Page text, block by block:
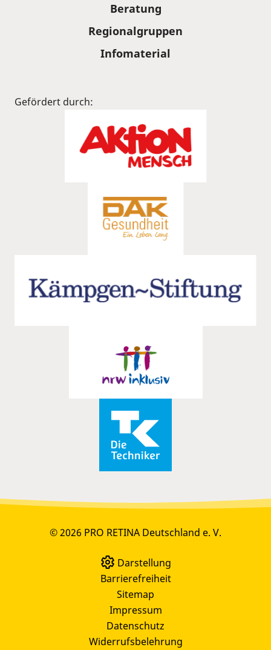
Beratung
Regionalgruppen
Infomaterial
Gefördert durch:
© 2026 PRO RETINA Deutschland e. V.
Darstellung
Barrierefreiheit
Sitemap
Impressum
Datenschutz
Widerrufsbelehrung